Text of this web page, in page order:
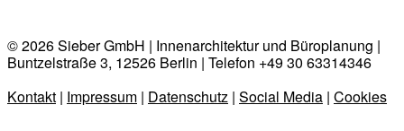
© 2026 Sieber GmbH | Innenarchitektur und Büroplanung |
Buntzelstraße 3, 12526 Berlin | Telefon +49 30 63314346
Kontakt | Impressum | Datenschutz | Social Media | Cookies